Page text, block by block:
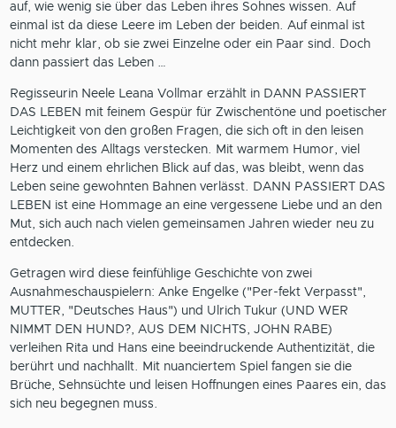
auf, wie wenig sie über das Leben ihres Sohnes wissen. Auf
einmal ist da diese Leere im Leben der beiden. Auf einmal ist
nicht mehr klar, ob sie zwei Einzelne oder ein Paar sind. Doch
dann passiert das Leben …
Regisseurin Neele Leana Vollmar erzählt in DANN PASSIERT
DAS LEBEN mit feinem Gespür für Zwischentöne und poetischer
Leichtigkeit von den großen Fragen, die sich oft in den leisen
Momenten des Alltags verstecken. Mit warmem Humor, viel
Herz und einem ehrlichen Blick auf das, was bleibt, wenn das
Leben seine gewohnten Bahnen verlässt. DANN PASSIERT DAS
LEBEN ist eine Hommage an eine vergessene Liebe und an den
Mut, sich auch nach vielen gemeinsamen Jahren wieder neu zu
entdecken.
Getragen wird diese feinfühlige Geschichte von zwei
Ausnahmeschauspielern: Anke Engelke ("Per-fekt Verpasst",
MUTTER, "Deutsches Haus") und Ulrich Tukur (UND WER
NIMMT DEN HUND?, AUS DEM NICHTS, JOHN RABE)
verleihen Rita und Hans eine beeindruckende Authentizität, die
berührt und nachhallt. Mit nuanciertem Spiel fangen sie die
Brüche, Sehnsüchte und leisen Hoffnungen eines Paares ein, das
sich neu begegnen muss.